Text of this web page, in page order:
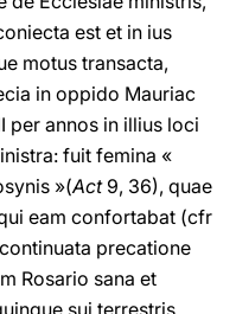
est et in ius
motus transacta,
in oppido Mauriac
per annos in illius loci
fuit femina «
»(Act9, 36), quae
eam confortabat (cfr
precatione
Rosario sana et
sui terrestris